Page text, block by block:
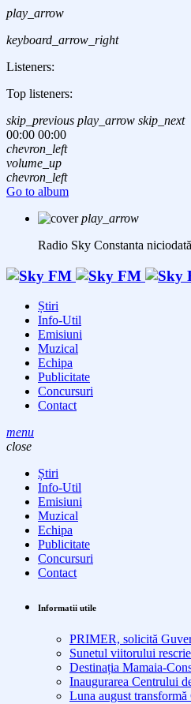
play_arrow
keyboard_arrow_right
Listeners:
Top listeners:
skip_previous play_arrow skip_next
00:00 00:00
chevron_left
volume_up
chevron_left
Go to album
play_arrow
Radio Sky Constanta
Știri
Info-Util
Emisiuni
Muzical
Echipa
Publicitate
Concursuri
Contact
menu
close
Știri
Info-Util
Emisiuni
Muzical
Echipa
Publicitate
Concursuri
Contact
Informatii utile
PRIMER, solicită
Sunetul viitorului
Destinația Mamaia-
Inaugurarea Centrului
Luna august